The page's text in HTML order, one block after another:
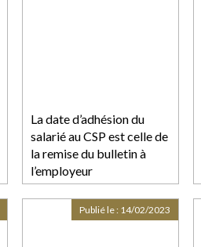
La date d’adhésion du
salarié au CSP est celle de
la remise du bulletin à
l’employeur
Publié le : 14/02/2023